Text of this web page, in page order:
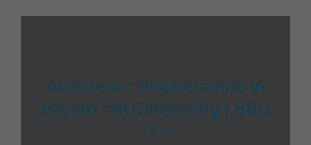
Abenteuer Wochenende in
Bayern mit Canyoning | BBQ
Ü/F